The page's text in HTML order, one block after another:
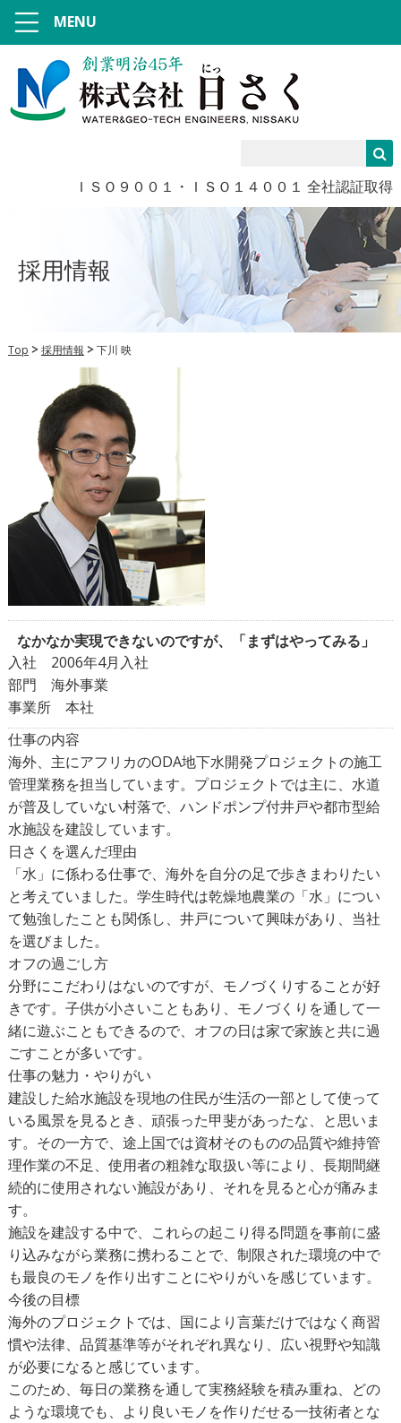
ＩＳＯ９００１・ＩＳＯ１４００１ 全社認証取得
MENU
採用情報
Top 採用情報 下川 映
なかなか実現できないのですが、「まずはやってみる」
入社 2006年4月入社
部門 海外事業
事業所 本社
仕事の内容
海外、主にアフリカのODA地下水開発プロジェクトの施工
管理業務を担当しています。プロジェクトでは主に、水道
が普及していない村落で、ハンドポンプ付井戸や都市型給
水施設を建設しています。
日さくを選んだ理由
「水」に係わる仕事で、海外を自分の足で歩きまわりたい
と考えていました。学生時代は乾燥地農業の「水」につい
て勉強したことも関係し、井戸について興味があり、当社
を選びました。
オフの過ごし方
分野にこだわりはないのですが、モノづくりすることが好
きです。子供が小さいこともあり、モノづくりを通して一
緒に遊ぶこともできるので、オフの日は家で家族と共に過
ごすことが多いです。
仕事の魅力・やりがい
建設した給水施設を現地の住民が生活の一部として使って
いる風景を見るとき、頑張った甲斐があったな、と思いま
す。その一方で、途上国では資材そのものの品質や維持管
理作業の不足、使用者の粗雑な取扱い等により、長期間継
続的に使用されない施設があり、それを見ると心が痛みま
す。
施設を建設する中で、これらの起こり得る問題を事前に盛
り込みながら業務に携わることで、制限された環境の中で
も最良のモノを作り出すことにやりがいを感じています。
今後の目標
海外のプロジェクトでは、国により言葉だけではなく商習
慣や法律、品質基準等がそれぞれ異なり、広い視野や知識
が必要になると感じています。
このため、毎日の業務を通して実務経験を積み重ね、どの
ような環境でも、より良いモノを作りだせる一技術者とな